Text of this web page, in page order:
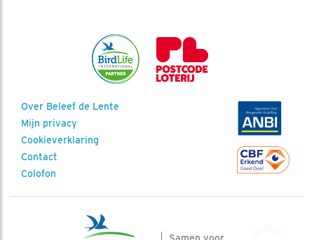
Over Beleef de Lente
Mijn privacy
Cookieverklaring
Contact
Colofon